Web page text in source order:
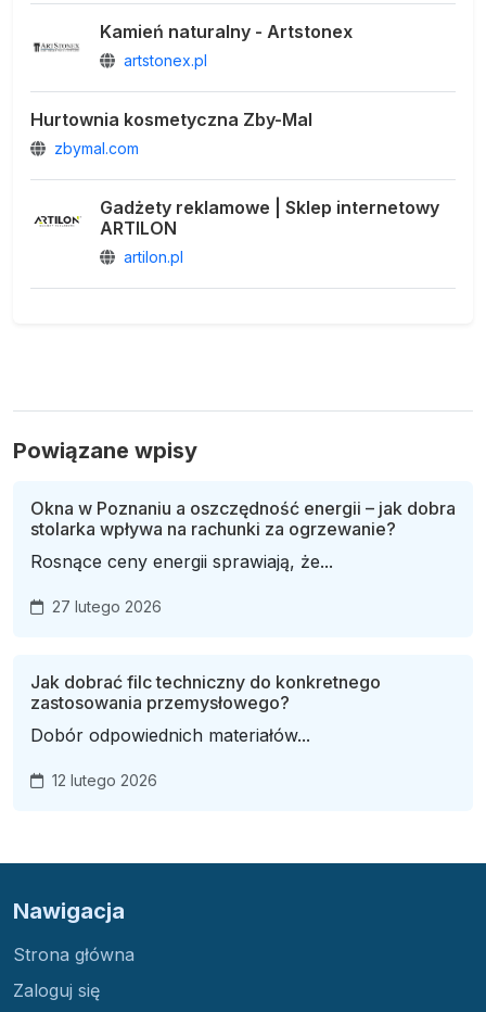
Kamień naturalny - Artstonex
artstonex.pl
Hurtownia kosmetyczna Zby-Mal
zbymal.com
Gadżety reklamowe | Sklep internetowy
ARTILON
artilon.pl
Powiązane wpisy
Okna w Poznaniu a oszczędność energii – jak dobra
stolarka wpływa na rachunki za ogrzewanie?
Rosnące ceny energii sprawiają, że...
27 lutego 2026
Jak dobrać filc techniczny do konkretnego
zastosowania przemysłowego?
Dobór odpowiednich materiałów...
12 lutego 2026
Nawigacja
Strona główna
Zaloguj się